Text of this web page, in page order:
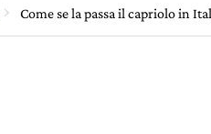
Come se la passa il capriolo in